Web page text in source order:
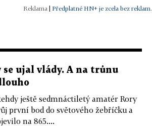
| Předplatné HN+ je zcela bez reklam.
se ujal vlády. A na trůnu
ještě sedmnáctiletý amatér Rory
první bod do světového žebříčku a
na 865....